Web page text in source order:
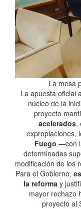
La mesa
La apuesta oficial
núcleo de la
proyecto
acelerados,
expropiaciones,
Fuego —con
determinadas
modificación de los
Para el Gobierno,
la reforma y
mayor rechazo
proyecto al